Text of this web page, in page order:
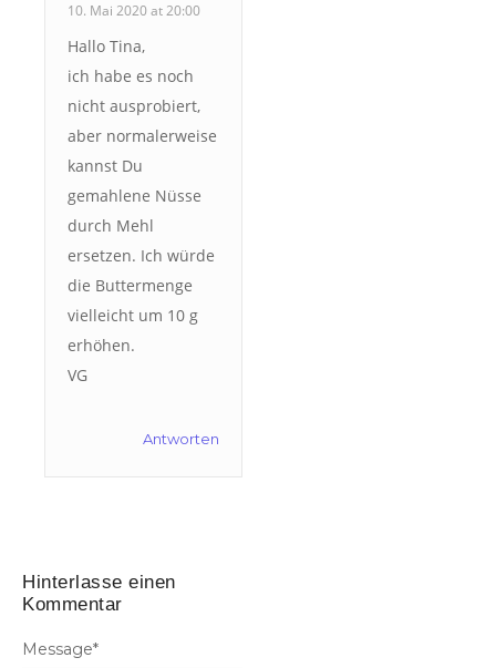
10. Mai 2020 at 20:00
Hallo Tina,
ich habe es noch
nicht ausprobiert,
aber normalerweise
kannst Du
gemahlene Nüsse
durch Mehl
ersetzen. Ich würde
die Buttermenge
vielleicht um 10 g
erhöhen.
VG
Antworten
Hinterlasse einen
Kommentar
Message*